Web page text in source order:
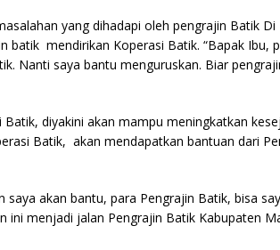
yang dihadapi oleh pengrajin Batik Di
batik mendirikan Koperasi Batik. “Bapak Ibu,
Nanti saya bantu menguruskan. Biar
diyakini akan mampu meningkatkan
Batik, akan mendapatkan bantuan dari
saya akan bantu, para Pengrajin Batik, bisa
ini menjadi jalan Pengrajin Batik Kabupaten